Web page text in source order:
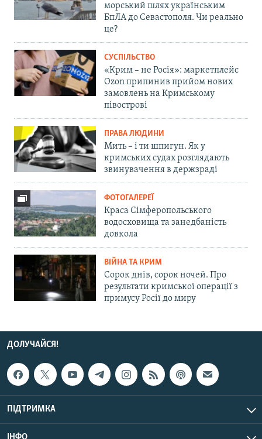
морський шлях українським
БпЛА до Севастополя. Чи реально
це?
СУСПІЛЬСТВО
«Крим – не Росія»: маркетплейс
Ozon припинив прийом нових
замовлень на Кримському
півострові
ПРАВА ЛЮДИНИ
Мить – і ти шпигун. Як у
кримських судах розглядають
звинувачення в держзраді
ФОТОГАЛЕРЕЇ
Краса Сімферопольського
водосховища та занедбаність
довкола
ВІЙНА ТА КРИМ
Сорок днів, сорок ночей. Про
результати кримської операції з
примусу Росії до миру
ДОЛУЧАЙСЯ!
ПІДТРИМКА
ІНФО